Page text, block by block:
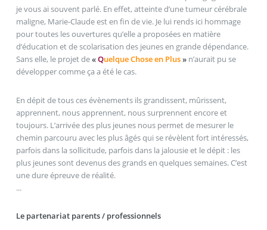
je vous ai souvent parlé. En effet, atteinte d’une tumeur cérébrale
maligne, Marie-Claude est en fin de vie. Je lui rends ici hommage
pour toutes les ouvertures qu’elle a proposées en matière
d’éducation et de scolarisation des jeunes en grande dépendance.
Sans elle, le projet de«Quelque Chose en Plus» n’aurait pu se
développer comme ça a été le cas.
En dépit de tous ces évènements ils grandissent, mûrissent,
apprennent, nous apprennent, nous surprennent encore et
toujours. L’arrivée des plus jeunes nous permet de mesurer le
chemin parcouru avec les plus âgés qui se révèlent fort intéressés,
parfois dans la sollicitude, parfois dans la jalousie et le dépit : les
plus jeunes sont devenus des grands en quelques semaines. C’est
une dure épreuve de réalité.
...
Le partenariat parents / professionnels